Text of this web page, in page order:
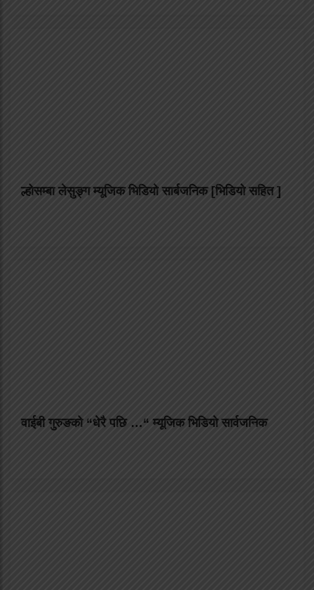
ल्होसम्बा लेसुङ्ग म्यूजिक भिडियो सार्बजनिक [भिडियो सहित ]
वाईबी गुरुङको “धेरै पछि …“ म्यूजिक भिडियो सार्वजनिक